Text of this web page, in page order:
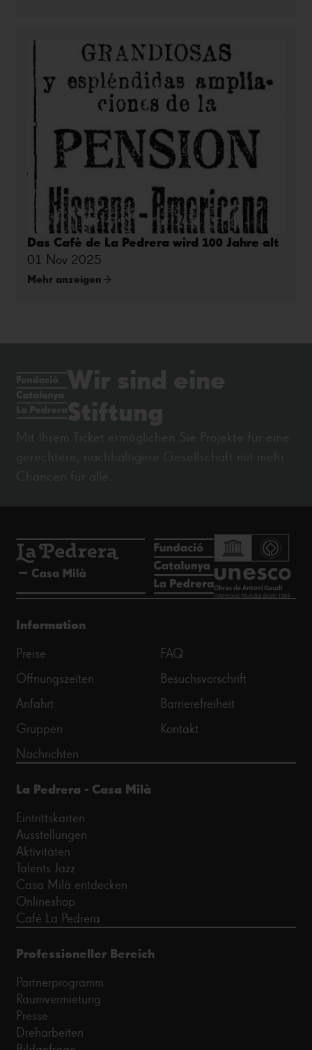
Das Cafè de La Pedrera wird 100 Jahre alt
01 Nov 2025
Mehr anzeigen
Wir sind eine
Stiftung
Mit Ihrem Ticket ermöglichen Sie Projekte für eine
gerechtere, nachhaltigere Gesellschaft mit mehr
Chancen für alle.
Information
Preise
Öffnungszeiten
Anfahrt
Gruppen
Nachrichten
FAQ
Besuchsvorschrift
Barrierefreiheit
Kontakt
La Pedrera - Casa Milà
Eintrittskarten
Ausstellungen
Aktivitäten
Talents Jazz
Casa Milà entdecken
Onlineshop
Café La Pedrera
Professioneller Bereich
Partnerprogramm
Raumvermietung
Presse
Dreharbeiten